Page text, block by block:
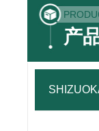
产